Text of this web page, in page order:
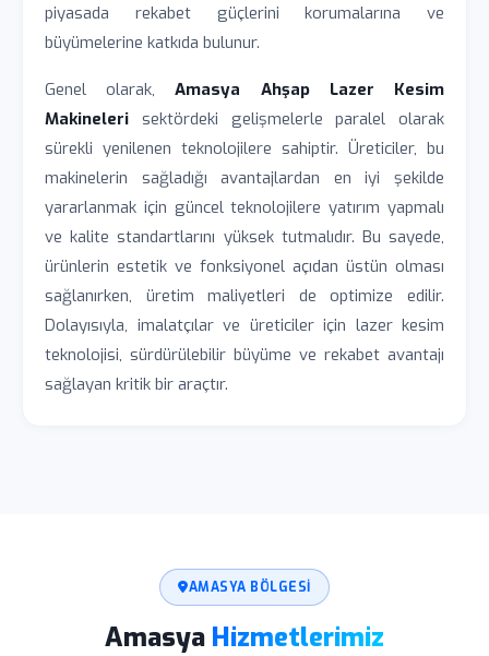
piyasada rekabet güçlerini korumalarına ve
büyümelerine katkıda bulunur.
Genel olarak,Amasya Ahşap Lazer Kesim
Makineleri sektördeki gelişmelerle paralel olarak
sürekli yenilenen teknolojilere sahiptir. Üreticiler, bu
makinelerin sağladığı avantajlardan en iyi şekilde
yararlanmak için güncel teknolojilere yatırım yapmalı
ve kalite standartlarını yüksek tutmalıdır. Bu sayede,
ürünlerin estetik ve fonksiyonel açıdan üstün olması
sağlanırken, üretim maliyetleri de optimize edilir.
Dolayısıyla, imalatçılar ve üreticiler için lazer kesim
teknolojisi, sürdürülebilir büyüme ve rekabet avantajı
sağlayan kritik bir araçtır.
AMASYA BÖLGESI
Amasya Hizmetlerimiz